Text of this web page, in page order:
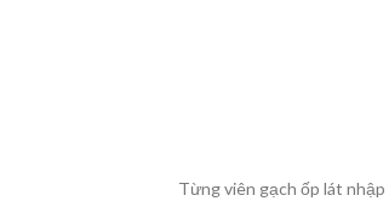
Từng viên gạch ốp lát